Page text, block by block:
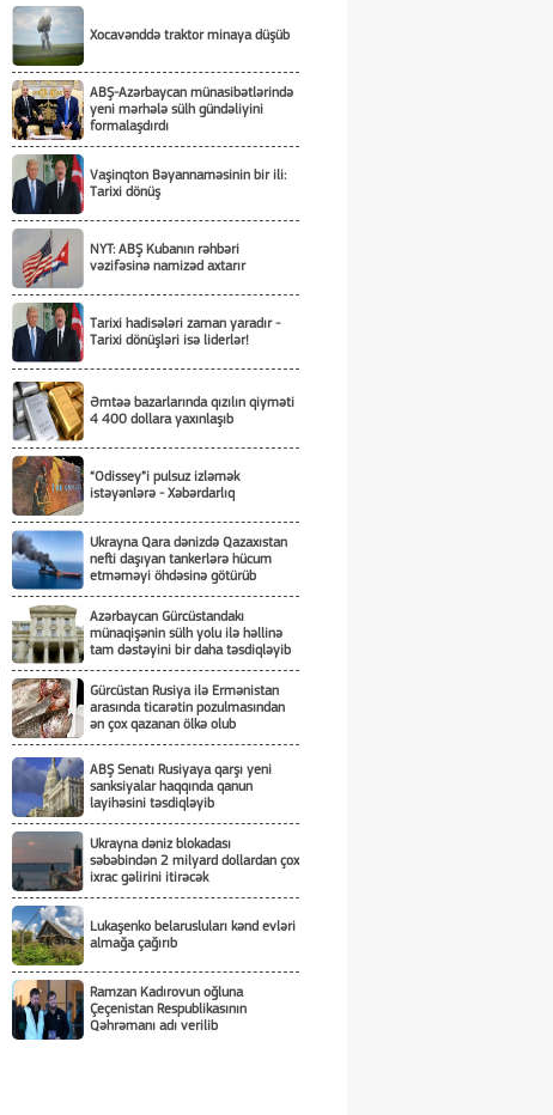
Xocavənddə traktor minaya düşüb
ABŞ-Azərbaycan münasibətlərində
yeni mərhələ sülh gündəliyini
formalaşdırdı
Vaşinqton Bəyannaməsinin bir ili:
Tarixi dönüş
NYT: ABŞ Kubanın rəhbəri
vəzifəsinə namizəd axtarır
Tarixi hadisələri zaman yaradır -
Tarixi dönüşləri isə liderlər!
Əmtəə bazarlarında qızılın qiyməti
4 400 dollara yaxınlaşıb
“Odissey”i pulsuz izləmək
istəyənlərə - Xəbərdarlıq
Ukrayna Qara dənizdə Qazaxıstan
nefti daşıyan tankerlərə hücum
etməməyi öhdəsinə götürüb
Azərbaycan Gürcüstandakı
münaqişənin sülh yolu ilə həllinə
tam dəstəyini bir daha təsdiqləyib
Gürcüstan Rusiya ilə Ermənistan
arasında ticarətin pozulmasından
ən çox qazanan ölkə olub
ABŞ Senatı Rusiyaya qarşı yeni
sanksiyalar haqqında qanun
layihəsini təsdiqləyib
Ukrayna dəniz blokadası
səbəbindən 2 milyard dollardan çox
ixrac gəlirini itirəcək
Lukaşenko belarusluları kənd evləri
almağa çağırıb
Ramzan Kadırovun oğluna
Çeçenistan Respublikasının
Qəhrəmanı adı verilib